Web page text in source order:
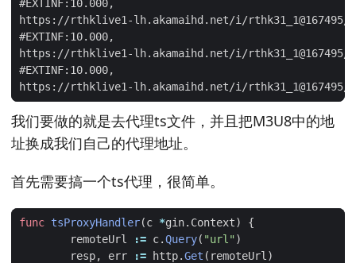
我们要做的就是去代理ts文件，并且把M3U8中的地
址换成我们自己的代理地址。
首先需要搞一个ts代理，很简单。
func tsProxyHandler(c *gin. Context)
{
remoteUrl
:= c.Query( "url")
resp, err := http.Get ( remoteUrl )